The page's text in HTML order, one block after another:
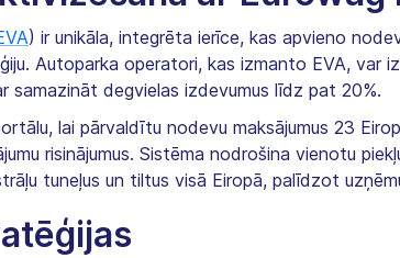
) ir unikāla, integrēta ierīce, kas apvieno
Autoparka operatori, kas izmanto EVA, var
samazināt degvielas izdevumus līdz pat 20%.
lai pārvaldītu nodevu maksājumus 23
risinājumus. Sistēma nodrošina vienotu
tuneļus un tiltus visā Eiropā, palīdzot